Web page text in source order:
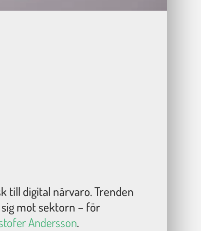
till digital närvaro. Trenden
mot sektorn – för
Andersson.